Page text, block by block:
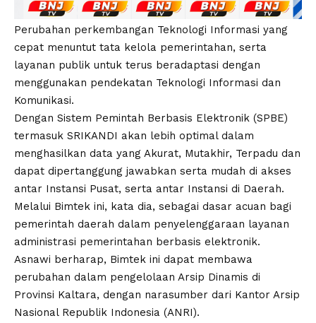
Perubahan perkembangan Teknologi Informasi yang
cepat menuntut tata kelola pemerintahan, serta
layanan publik untuk terus beradaptasi dengan
menggunakan pendekatan Teknologi Informasi dan
Komunikasi.
Dengan Sistem Pemintah Berbasis Elektronik (SPBE)
termasuk SRIKANDI akan lebih optimal dalam
menghasilkan data yang Akurat, Mutakhir, Terpadu dan
dapat dipertanggung jawabkan serta mudah di akses
antar Instansi Pusat, serta antar Instansi di Daerah.
Melalui Bimtek ini, kata dia, sebagai dasar acuan bagi
pemerintah daerah dalam penyelenggaraan layanan
administrasi pemerintahan berbasis elektronik.
Asnawi berharap, Bimtek ini dapat membawa
perubahan dalam pengelolaan Arsip Dinamis di
Provinsi Kaltara, dengan narasumber dari Kantor Arsip
Nasional Republik Indonesia (ANRI).